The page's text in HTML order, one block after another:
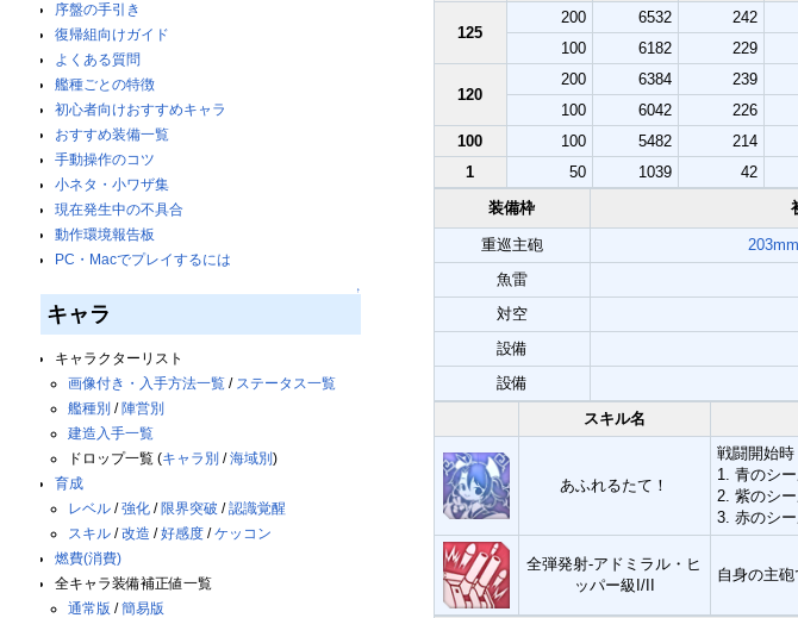
序盤の手引き
復帰組向けガイド
よくある質問
艦種ごとの特徴
初心者向けおすすめキャラ
おすすめ装備一覧
手動操作のコツ
小ネタ・小ワザ集
現在発生中の不具合
動作環境報告板
PC・Macでプレイするには
↑
キャラ
キャラクターリスト
画像付き・入手方法一覧 / ステータス一覧
艦種別 / 陣営別
建造入手一覧
ドロップ一覧 (キャラ別 /海域別)
育成
レベル /強化 / 限界突破 /認識覚醒
スキル /改造 /好感度 /ケッコン
燃費(消費)
全キャラ装備補正値一覧
通常版 /簡易版
125
200 6532 242
100 6182 229
120
200 6384 239
100
6042 226
100
100 5482 214
1
50 1039 42
装備枠
重巡主砲
魚雷
対空
設備
設備
スキル名
あふれるたて！
戦闘開始時
1. 青のシ
2. 紫のシ
3. 赤のシ
全弾発射-アドミラル・ヒ
ッパー級I/II
自身の主